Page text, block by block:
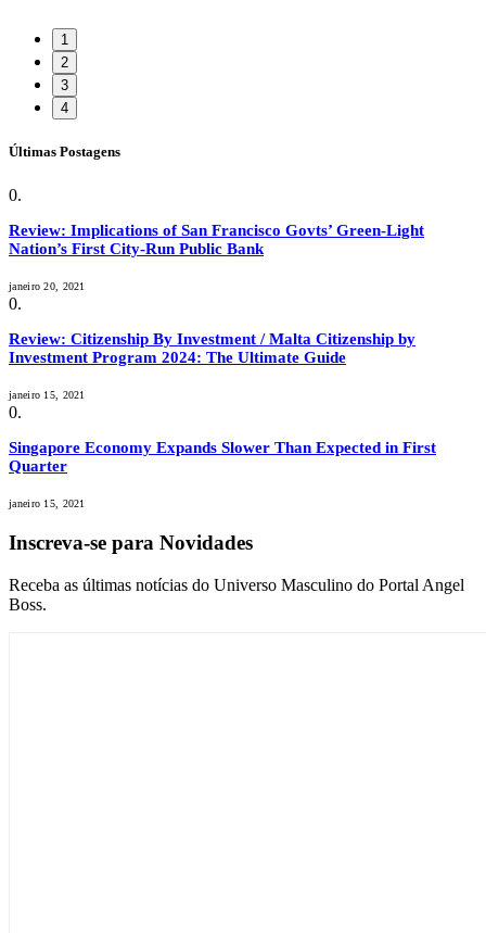
1
2
3
4
Últimas Postagens
Review: Implications of San Francisco Govts’ Green-Light
Nation’s First City-Run Public Bank
janeiro 20, 2021
Review: Citizenship By Investment / Malta Citizenship by
Investment Program 2024: The Ultimate Guide
janeiro 15, 2021
Singapore Economy Expands Slower Than Expected in First
Quarter
janeiro 15, 2021
Inscreva-se para Novidades
Receba as últimas notícias do Universo Masculino do Portal Angel
Boss.